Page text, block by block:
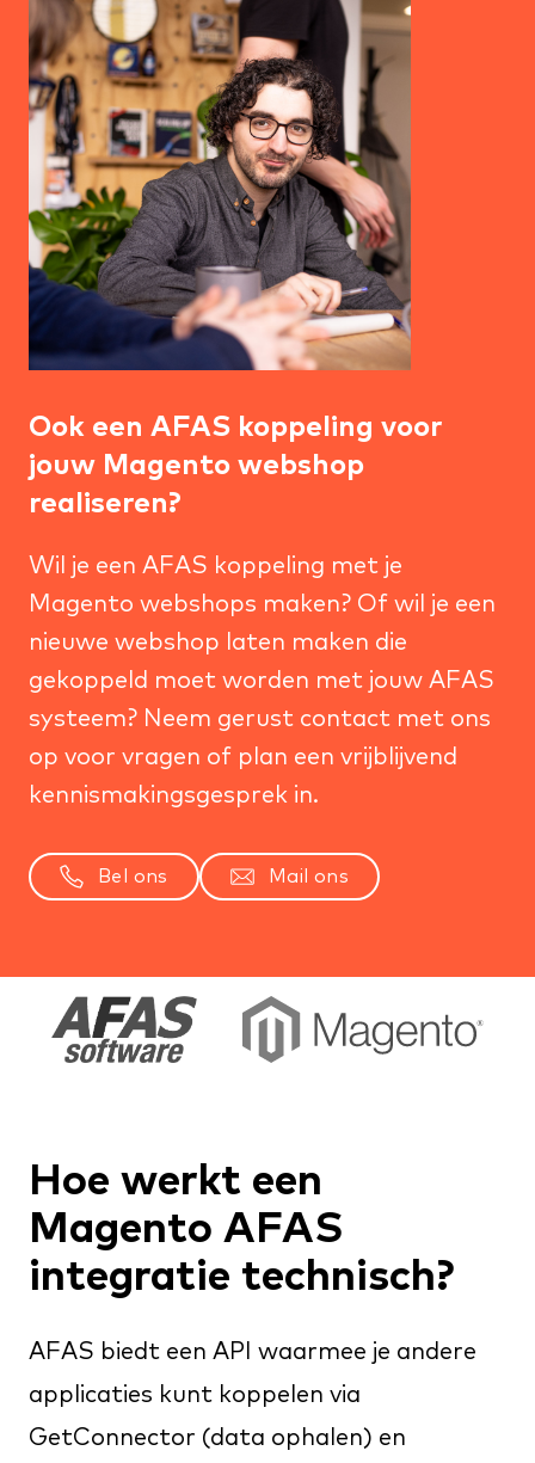
Ook een AFAS koppeling voor
jouw Magento webshop
realiseren?
Wil je een AFAS koppeling met je
Magento webshops maken? Of wil je een
nieuwe webshop laten maken die
gekoppeld moet worden met jouw AFAS
systeem? Neem gerust contact met ons
op voor vragen of plan een vrijblijvend
kennismakingsgesprek in.
Bel ons Mail ons
Hoe werkt een
Magento AFAS
integratie technisch?
AFAS biedt een API waarmee je andere
applicaties kunt koppelen via
GetConnector (data ophalen) en